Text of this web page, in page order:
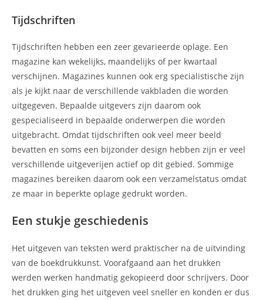
Tijdschriften
Tijdschriften hebben een zeer gevarieerde oplage. Een
magazine kan wekelijks, maandelijks of per kwartaal
verschijnen. Magazines kunnen ook erg specialistische zijn
als je kijkt naar de verschillende vakbladen die worden
uitgegeven. Bepaalde uitgevers zijn daarom ook
gespecialiseerd in bepaalde onderwerpen die worden
uitgebracht. Omdat tijdschriften ook veel meer beeld
bevatten en soms een bijzonder design hebben zijn er veel
verschillende uitgeverijen actief op dit gebied. Sommige
magazines bereiken daarom ook een verzamelstatus omdat
ze maar in beperkte oplage gedrukt worden.
Een stukje geschiedenis
Het uitgeven van teksten werd praktischer na de uitvinding
van de boekdrukkunst. Voorafgaand aan het drukken
werden werken handmatig gekopieerd door schrijvers. Door
het drukken ging het uitgeven veel sneller en konden er dus